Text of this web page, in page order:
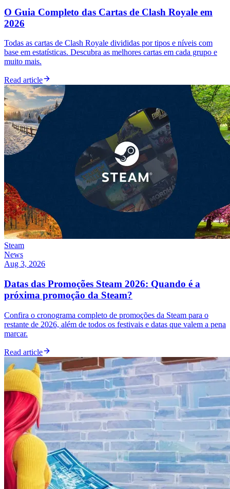
O Guia Completo das Cartas de Clash Royale em
2026
Todas as cartas de Clash Royale divididas por tipos e níveis com
base em estatísticas. Descubra as melhores cartas em cada grupo e
muito mais.
Read article
Steam
News
Aug 3, 2026
Datas das Promoções Steam 2026: Quando é a
próxima promoção da Steam?
Confira o cronograma completo de promoções da Steam para o
restante de 2026, além de todos os festivais e datas que valem a pena
marcar.
Read article